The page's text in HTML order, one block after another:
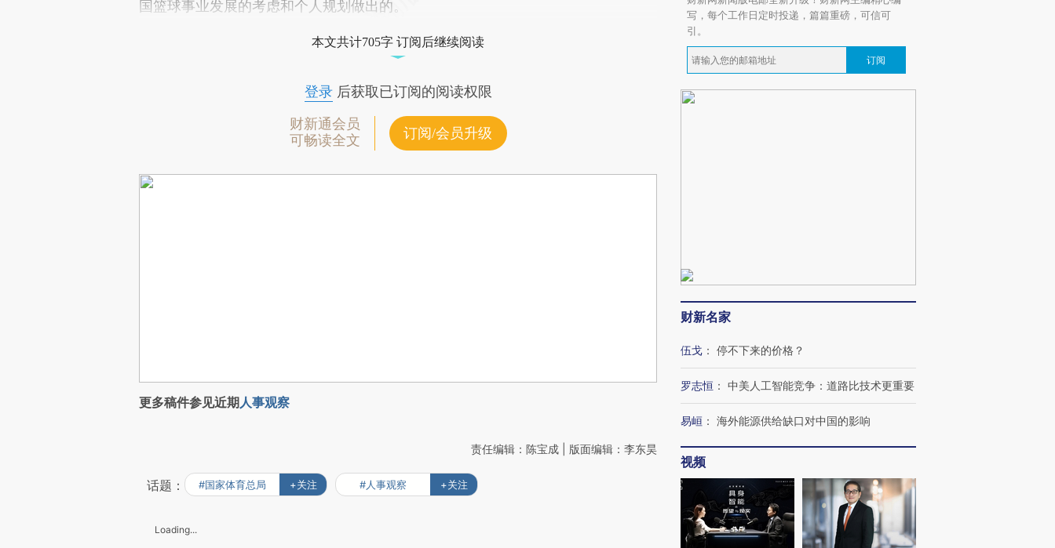
国篮球事业发展的考虑和个人规划做出的。
本文共计705字 订阅后继续阅读
登录后获取已订阅的阅读权限
财新通会员
可畅读全文
订阅/会员升级
更多稿件参见近期人事观察
责任编辑：陈宝成 | 版面编辑：李东昊
话题： #国家体育总局 +关注 #人事观察 +关注
Loading...
写，每个工作日定时投递，篇篇重磅，可信可
引。
订阅
财新名家
伍戈 ： 停不下来的价格？
罗志恒 ： 中美人工智能竞争：道路比技术更重要
易峘 ： 海外能源供给缺口对中国的影响
视频